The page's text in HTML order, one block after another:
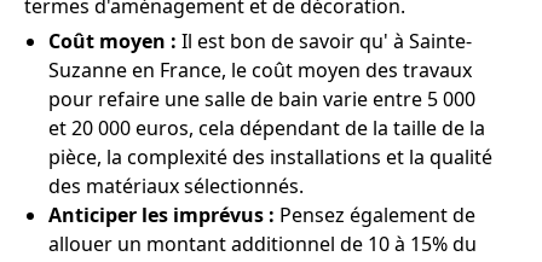
termes d'aménagement et de décoration.
Coût moyen : Il est bon de savoir qu' à Sainte-
Suzanne en France, le coût moyen des travaux
pour refaire une salle de bain varie entre 5 000
et 20 000 euros, cela dépendant de la taille de la
pièce, la complexité des installations et la qualité
des matériaux sélectionnés.
Anticiper les imprévus : Pensez également de
allouer un montant additionnel de 10 à 15% du